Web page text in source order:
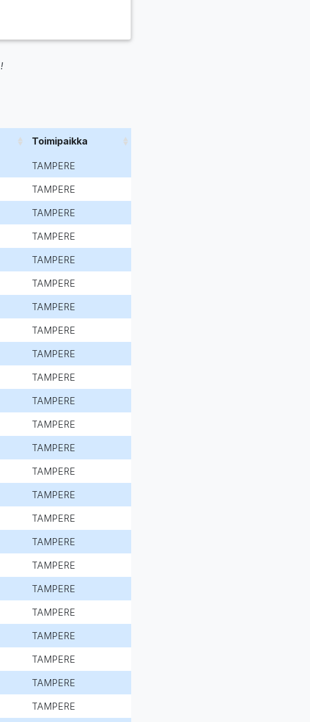
!
Toimipaikka
TAMPERE
TAMPERE
TAMPERE
TAMPERE
TAMPERE
TAMPERE
TAMPERE
TAMPERE
TAMPERE
TAMPERE
TAMPERE
TAMPERE
TAMPERE
TAMPERE
TAMPERE
TAMPERE
TAMPERE
TAMPERE
TAMPERE
TAMPERE
TAMPERE
TAMPERE
TAMPERE
TAMPERE